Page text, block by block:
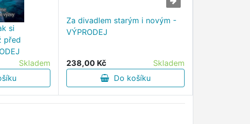
si
před
Skladem
Za divadlem starým i novým -
VÝPRODEJ
238,00 Kč
Skladem
Do košíku